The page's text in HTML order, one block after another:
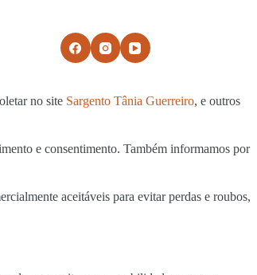
no site Sargento Tânia Guerreiro, e outros
e consentimento. Também informamos por
aceitáveis ​​para evitar perdas e roubos,